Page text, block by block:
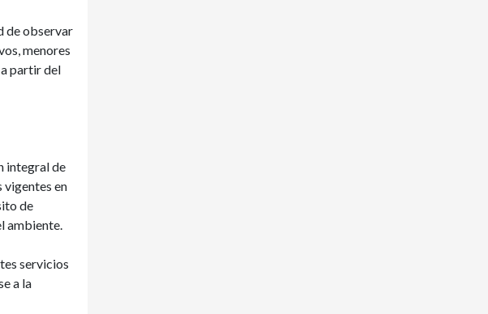
de observar
menores
partir del
integral de
en
de
ambiente.
servicios
a la